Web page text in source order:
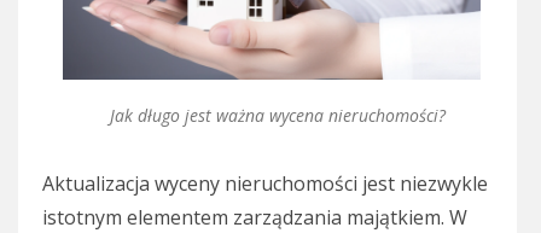
Jak długo jest ważna wycena nieruchomości?
Aktualizacja wyceny nieruchomości jest niezwykle
istotnym elementem zarządzania majątkiem. W